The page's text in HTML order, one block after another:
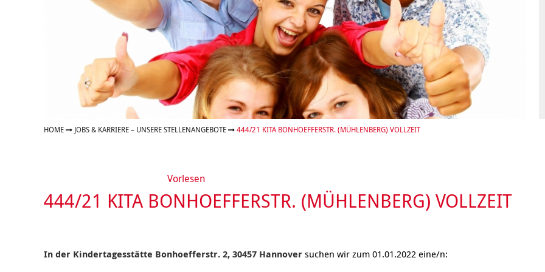
Gesundheit & Sport
Rat & Hilfe
Unser Jugendverband
Weiterbildung
Wohnen
Frauenberatung in
Burgdorf, Lehrte,
Sehnde, Uetze
Beratung für Frauen bei
häuslicher Gewalt
Frauenhaus in der
Region Hannover
Schwangeren- und
Schwangerschafts-
Konfliktberatung
Berufssprachkurse
Kommunikation und
Teilhabe
Angebote
Wohnen & Pflege
Information & Hilfe
HOME JOBS & KARRIERE – UNSERE STELLENANGEBOTE 444/21 KITA BONHOEFFERSTR. (MÜHLENBERG) VOLLZEIT
Vorlesen
444/21 KITA BONHOEFFERSTR. (MÜHLENBERG) VOLLZEIT
In der Kindertagesstätte Bonhoefferstr. 2, 30457 Hannover suchen wir zum 01.01.2022 eine/n: